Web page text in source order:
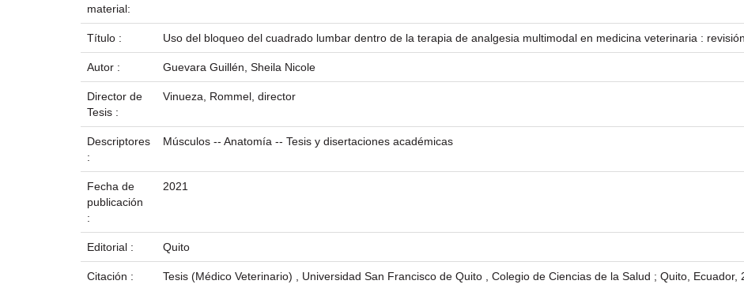
material:
Título : Uso del bloqueo del cuadrado lumbar dentro de la terapia de analgesia multimodal en medicina veterinaria :
Autor : Guevara Guillén, Sheila Nicole
Director de
Tesis :
Vinueza, Rommel, director
Descriptores
:
Músculos -- Anatomía -- Tesis y disertaciones académicas
Fecha de
publicación
:
2021
Editorial : Quito
Citación : Tesis (Médico Veterinario) , Universidad San Francisco de Quito , Colegio de Ciencias de la Salud ; Quito, Ecuador,